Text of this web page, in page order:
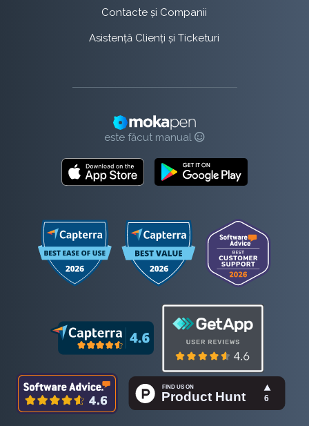
Contacte și Companii
Asistență Clienți și Ticketuri
este făcut manual